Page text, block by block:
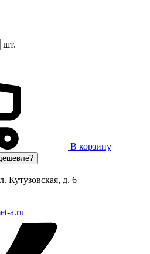
шт.
В корзину
Кутузовская, д. 6
a.ru